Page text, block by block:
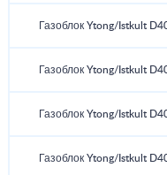
Газоблок Ytong/Istkult
Газоблок Ytong/Istkult
Газоблок Ytong/Istkult
Газоблок Ytong/Istkult